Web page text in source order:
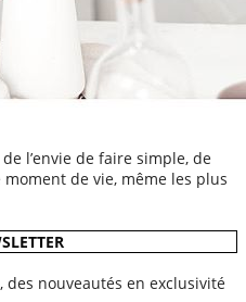
l’envie de faire simple, de
de vie, même les plus
des nouveautés en exclusivité